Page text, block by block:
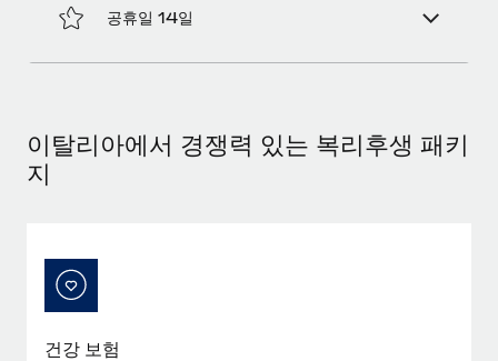
채용을 확장한 방법
자세히 알아보기
공휴일 14일
이탈리아에서 경쟁력 있는 복리후생 패키
지
건강 보험